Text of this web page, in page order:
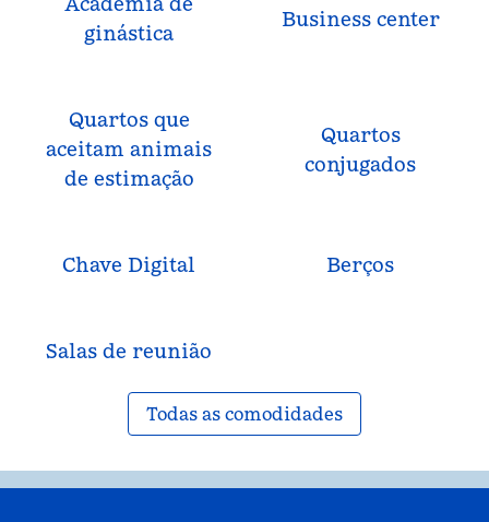
ginástica
Business center
Quartos que
aceitam animais
de estimação
Quartos
conjugados
Chave Digital Berços
Salas de reunião
Todas as comodidades